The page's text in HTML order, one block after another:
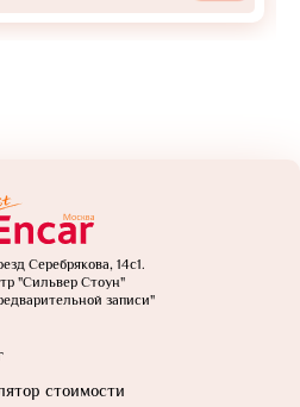
Серебрякова, 14с1.
"Сильвер Стоун"
записи"
стоимости